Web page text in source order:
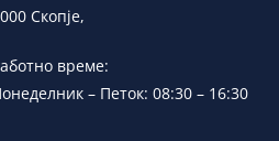
Скопје,
време:
– Петок: 08:30 – 16:30